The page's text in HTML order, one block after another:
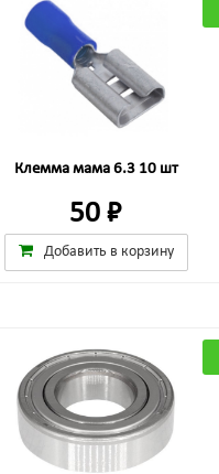
Клемма мама 6.3 10 шт
50 ₽
Добавить в корзину